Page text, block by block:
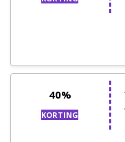
40%
KORTING